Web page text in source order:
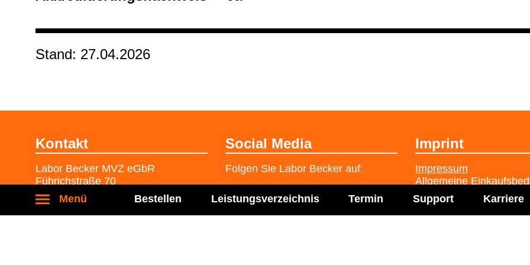
Menü Bestellen Leistungsverzeichnis Termin Support Karriere
Stand: 27.04.2026
Kontakt
Labor Becker MVZ eGbR
Führichstraße 70
81671 München
Tel.: 089 / 450 917 - 0
Fax: 089 / 450 917 - 6400
Social Media
Folgen Sie Labor Becker auf:
Imprint
Impressum
Allgemeine
Datenschutzerklärung
Cookie-Einstellungen